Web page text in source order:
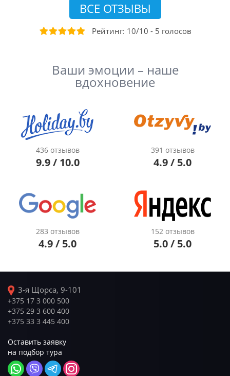
ВСЕ ОТЗЫВЫ
Рейтинг: 10/10 - 5 голосов
Ваши эмоции – наше
вдохновение
436 отзывов
9.9 / 10.0
391 отзывов
4.9 / 5.0
283 отзывов
4.9 / 5.0
152 отзывов
5.0 / 5.0
3-я Щорса, 9-101
+375 17 3 000 500
+375 29 3 600 400
+375 33 3 445 400
Оставить заявку
на подбор тура